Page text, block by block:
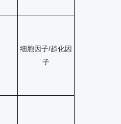
细胞因子/趋化因
子